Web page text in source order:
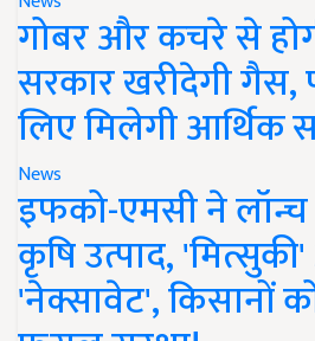
गोबर और कचरे से
सरकार खरीदेगी गैस,
लिए मिलेगी आर्थिक
News
इफको-एमसी ने लॉन्च
कृषि उत्पाद,
'नेक्सावेट', किसानों